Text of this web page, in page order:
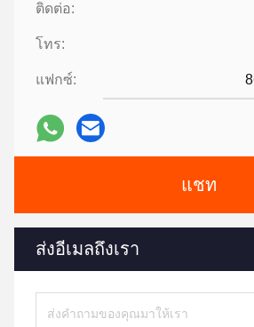
ติดต่อ:
โทร:
แฟกซ์:
แชท
ส่งอีเมลถึงเรา